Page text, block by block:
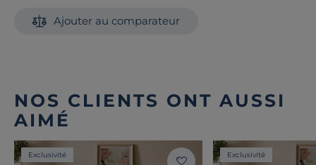
Ajouter au comparateur
NOS CLIENTS ONT AUSSI
AIMÉ
Exclusivité Exclusivité